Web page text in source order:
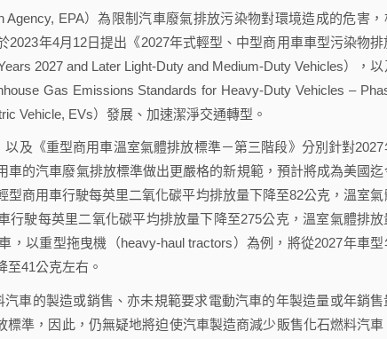
Agency, EPA）為限制汽車廢氣排放污染物對環境造成的危害，
年4月12日提出《2027年式輕型、中型商用車車型污染物排
2027 and Later Light-Duty and Medium-Duty Vehicles），以
Gas Emissions Standards for Heavy-Duty Vehicles –
Vehicle, EVs）發展、加速潔淨交通轉型。
及《重型商用車溫室氣體排放標準－第三階段》分別針對2027
的汽車廢氣排放標準做出更嚴格的新規範，預計將成為美國迄
商用車行駛每英里二氧化碳平均排放量下降至82公克，溫室氣
行駛每英里二氧化碳平均排放量下降至275公克，溫室氣體排放
，以重型拖曳機（heavy-haul tractors）為例，將從2027年車型
41公克左右。
車的製造或銷售、亦未規範要求電動汽車的年製造量或年銷售
準，因此，仍無疑地將迫使汽車製造商減少販售化石燃料汽車